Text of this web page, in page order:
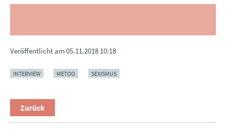
Veröffentlicht am05.11.2018 10:18
INTERVIEW METOO SEXISMUS
Zurück